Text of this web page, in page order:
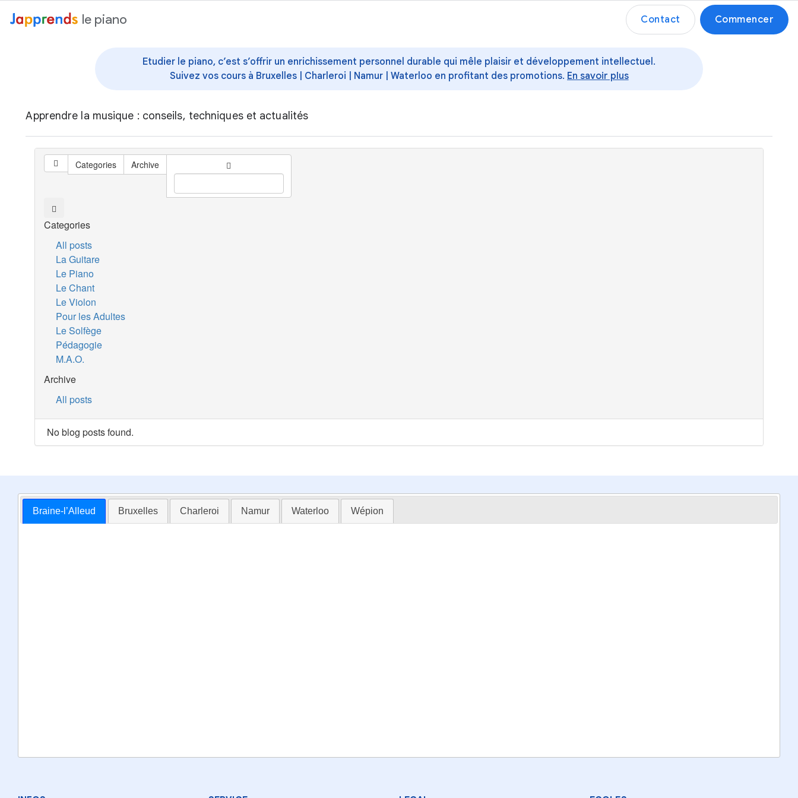
contenu le piano Contact Commencer
Etudier le piano, c’est s’offrir un enrichissement personnel durable qui mêle plaisir et développement intellectuel.
Suivez vos cours à Bruxelles | Charleroi | Namur | Waterloo en profitant des promotions. En savoir plus
Apprendre la musique : conseils, techniques et actualités
Categories Archive
Categories
All posts
La Guitare
Le Piano
Le Chant
Le Violon
Pour les Adultes
Le Solfège
Pédagogie
M.A.O.
Archive
All posts
No blog posts found.
Braine-l’Alleud Bruxelles Charleroi Namur Waterloo Wépion